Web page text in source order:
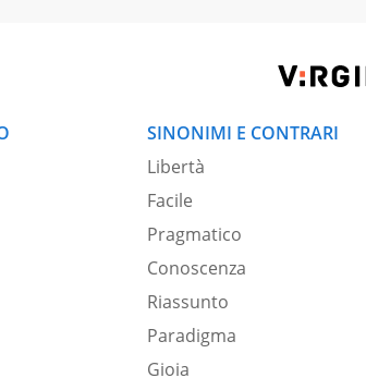
SINONIMI E CONTRARI
Libertà
Facile
Pragmatico
Conoscenza
Riassunto
Paradigma
Gioia